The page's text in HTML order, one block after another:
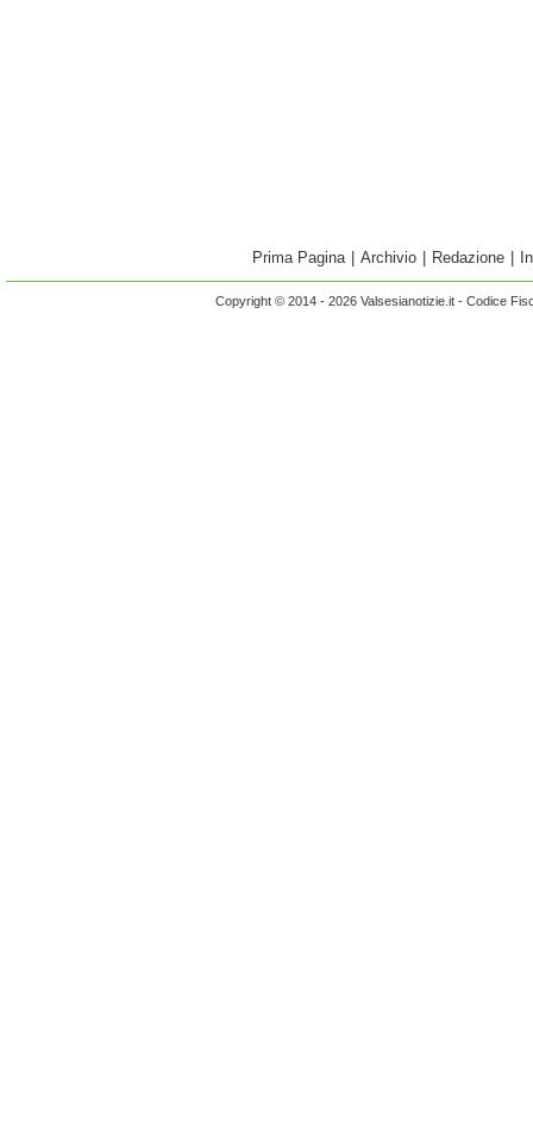
Prima Pagina Archivio Redazione
Copyright © 2014 - 2026 Valsesianotizie.it - Codice